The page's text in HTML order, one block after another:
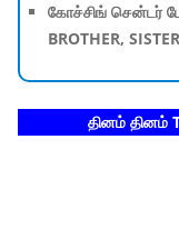
கோச்சிங் சென்டர்
BROTHER,
தினம் தினம்